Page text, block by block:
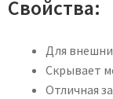
Свойства:
Для
Скрывает
Отличная